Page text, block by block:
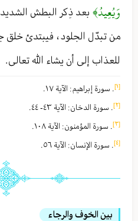
وَيُعِيدُ﴾ بعد ذِكر البطش الشديد
من تبدّل الجلود ، فيبتدئ خلق
للعذاب إلى أن يشاء الله تعالى .
[١] . سورة إبراهيم : الآية ١٧ .
[٢] . سورة الدخان : الآية ٤٣- ٤٤ .
[٣] . سورة المؤمنون : الآية ١٠٨ .
[٤] . سورة الإنسان : الآية ٥٦ .
بين الخوف والرجاء